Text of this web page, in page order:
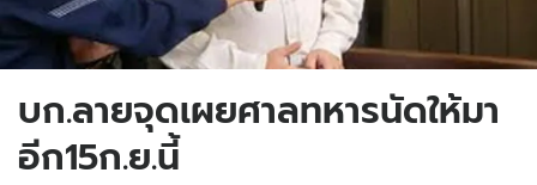
บก.ลายจุดเผยศาลทหารนัดให้มา
อีก15ก.ย.นี้